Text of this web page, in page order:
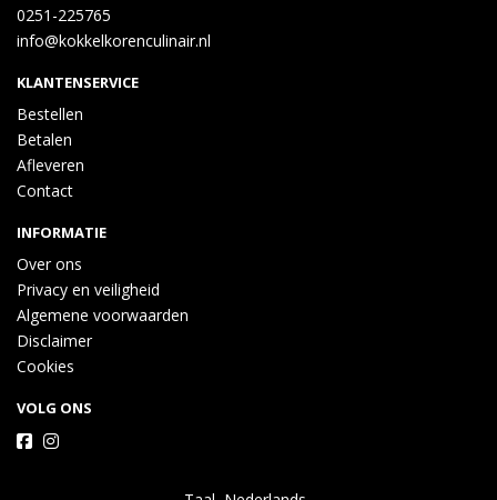
0251-225765
info@kokkelkorenculinair.nl
KLANTENSERVICE
Bestellen
Betalen
Afleveren
Contact
INFORMATIE
Over ons
Privacy en veiligheid
Algemene voorwaarden
Disclaimer
Cookies
VOLG ONS